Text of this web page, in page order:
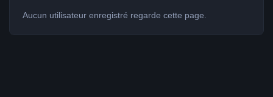
Aucun utilisateur enregistré regarde cette page.